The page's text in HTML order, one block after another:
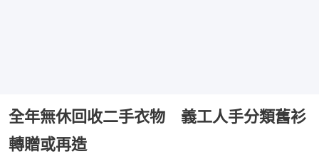
全年無休回收二手衣物 義工人手分類舊衫
轉贈或再造